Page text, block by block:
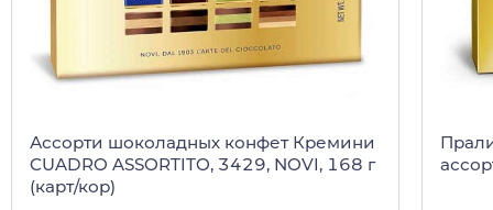
Ассорти шоколадных конфет Кремини
CUADRO ASSORTITO, 3429, NOVI, 168 г
(карт/кор)